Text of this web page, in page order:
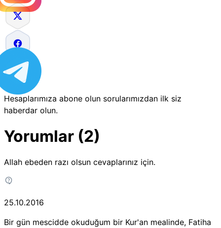
Hesaplarımıza abone olun sorularımızdan ilk siz
haberdar olun.
Yorumlar (2)
Allah ebeden razı olsun cevaplarınız için.
25.10.2016
Bir gün mescidde okuduğum bir Kur'an mealinde, Fatiha